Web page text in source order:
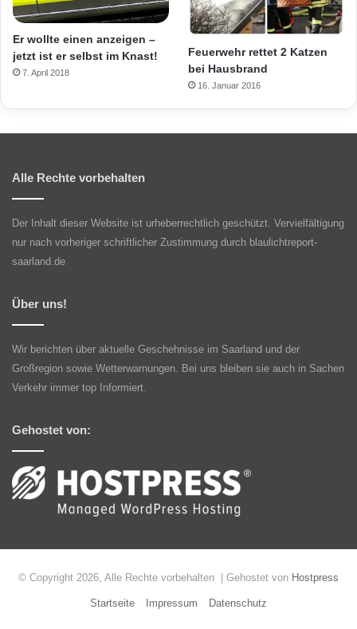
Er wollte einen anzeigen –
jetzt ist er selbst im Knast!
7. April 2018
Feuerwehr rettet 2 Katzen
bei Hausbrand
16. Januar 2016
Alle Rechte vorbehalten
Der Inhalt dieser Website ist urheberrechtlich geschützt. Vervielfältigung
nur nach vorheriger schriftlicher Zustimmung durch blaulichtreport-
saarland.de
Über uns!
Wir berichten über aktuelle Geschehnisse im Saarland und der
Großregion sowie Wetterwarnungen. Bei uns bleiben sie auch in Sachen
Verkehr immer top Informiert.
Gehostet von:
© Copyright 2026, Alle Rechte vorbehalten | Gehostet von Hostpress
Startseite Impressum Datenschutz